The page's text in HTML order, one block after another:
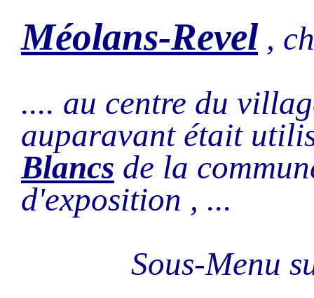
Méolans-Revel ,
.... au centre du
auparavant était
Blancs de la
d'exposition , ...
Sous-Menu